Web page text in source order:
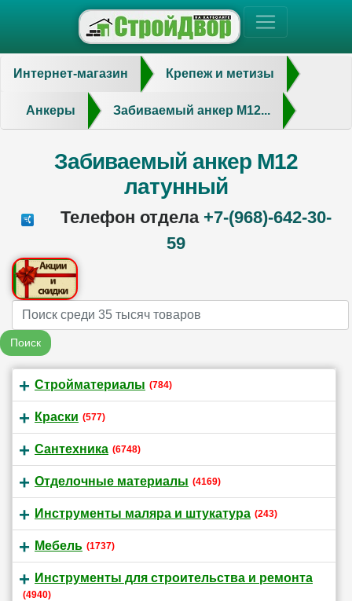
Интернет-магазин Крепеж и метизы
Анкеры Забиваемый анкер М12...
Забиваемый анкер М12
латунный
Телефон отдела +7-(968)-642-30-
59
Name
Поиск
Стройматериалы (784)
Краски (577)
Сантехника (6748)
Отделочные материалы (4169)
Инструменты маляра и штукатура (243)
Мебель (1737)
Инструменты для строительства и ремонта
(4940)